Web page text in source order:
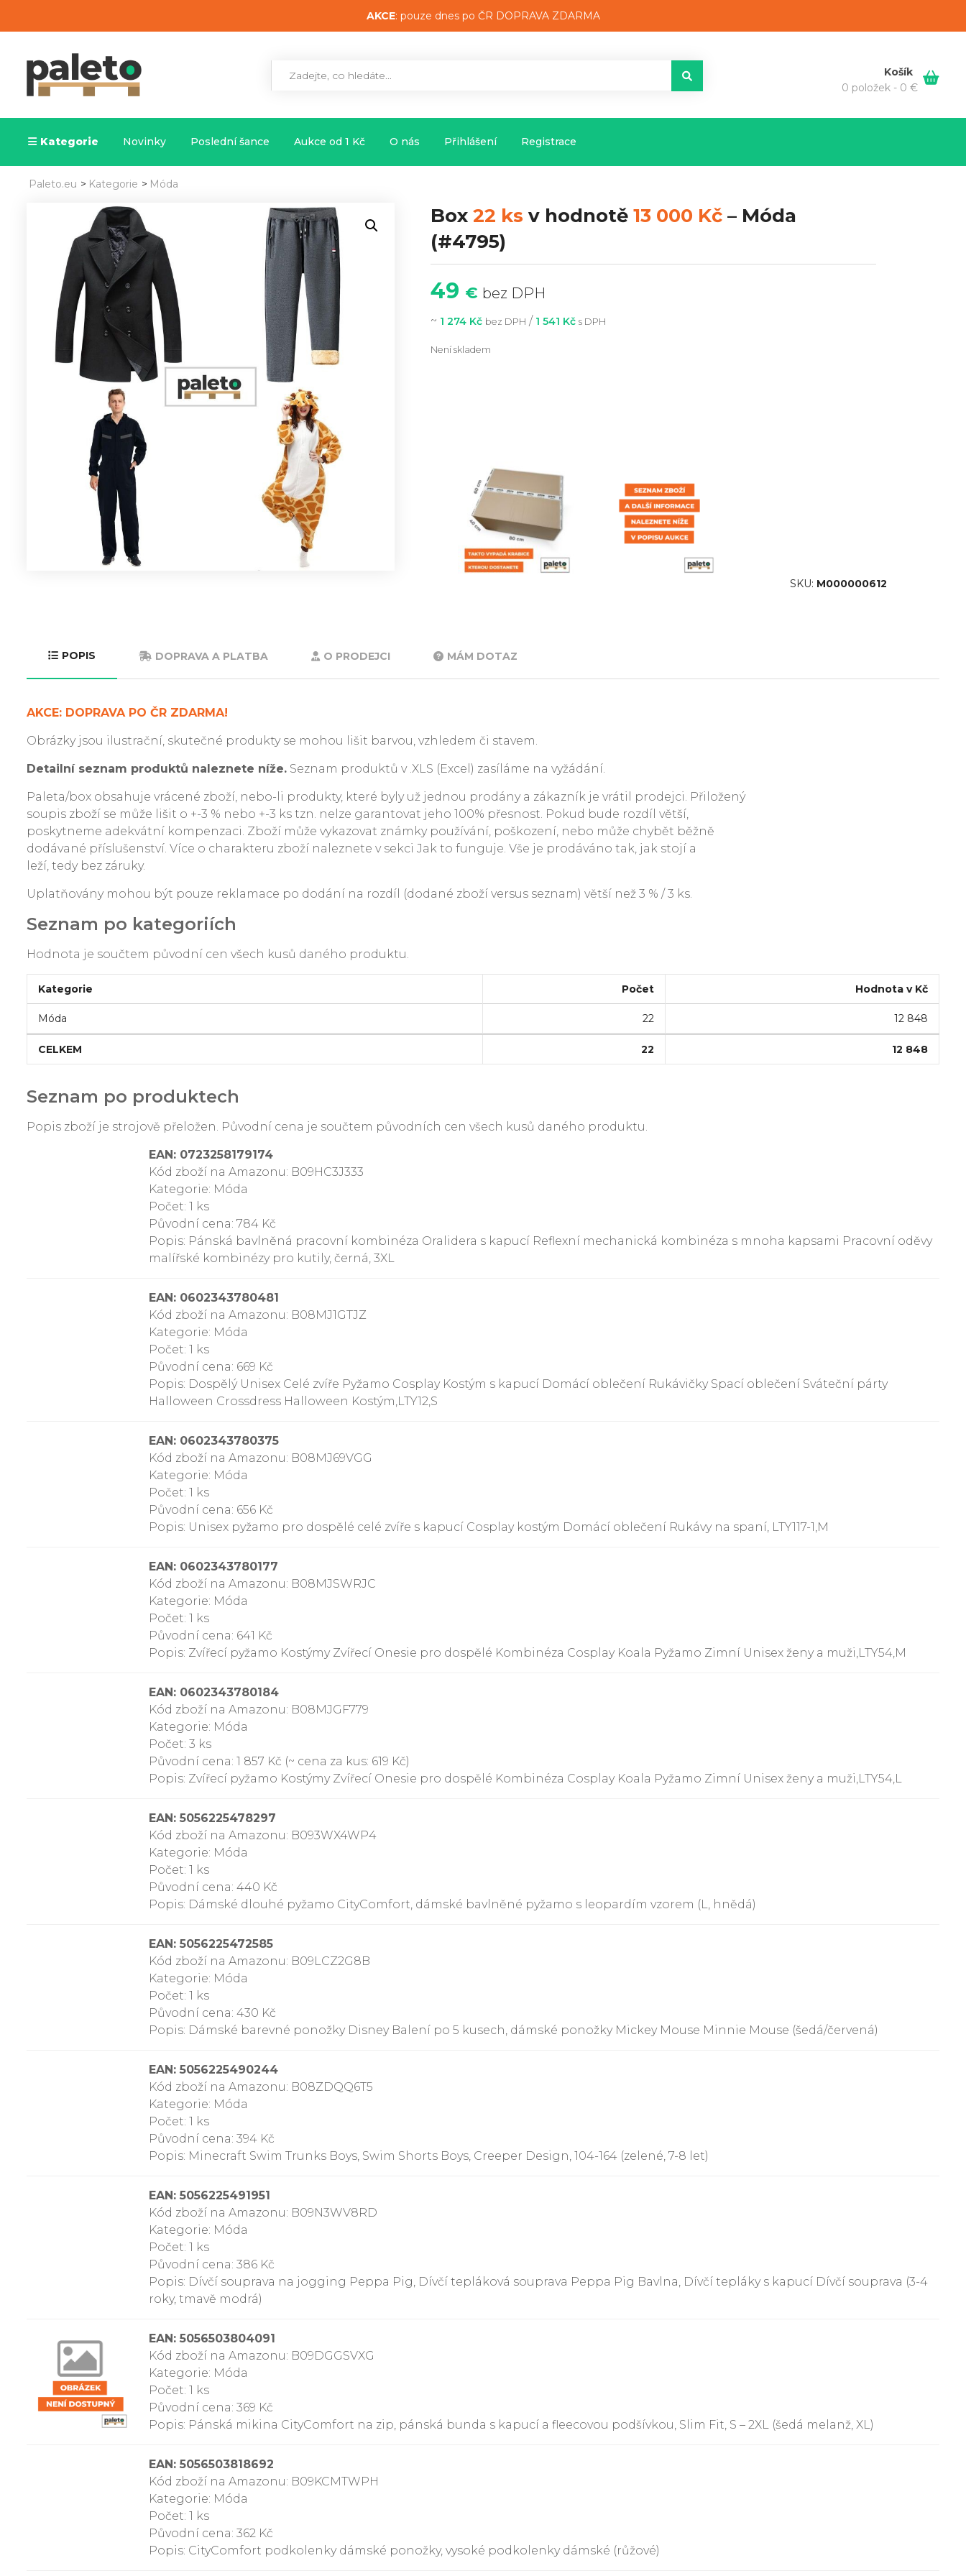
AKCE: pouze dnes po ČR DOPRAVA ZDARMA
Košík
0 položek - 0 €
Kategorie Novinky Poslední šance Aukce od 1 Kč O nás Přihlášení Registrace
Paleto.eu > Kategorie > Móda
SKU: M000000612
Box 22 ks v hodnotě 13 000 Kč– Móda
(#4795)
49 € bez DPH
~ 1 274 Kč bez DPH / 1 541 Kč s DPH
Není skladem
POPIS DOPRAVA A PLATBA O PRODEJCI MÁM DOTAZ
AKCE: DOPRAVA PO ČR ZDARMA!
Obrázky jsou ilustrační, skutečné produkty se mohou lišit barvou, vzhledem či stavem.
Detailní seznam produktů naleznete níže. Seznam produktů v .XLS (Excel) zasíláme na vyžádání.
Paleta/box obsahuje vrácené zboží, nebo-li produkty, které byly už jednou prodány a zákazník je vrátil prodejci. Přiložený
soupis zboží se může lišit o +-3 % nebo +-3 ks tzn. nelze garantovat jeho 100% přesnost. Pokud bude rozdíl větší,
poskytneme adekvátní kompenzaci. Zboží může vykazovat známky používání, poškození, nebo může chybět běžně
dodávané příslušenství. Více o charakteru zboží naleznete v sekci Jak to funguje. Vše je prodáváno tak, jak stojí a
leží, tedy bez záruky.
Uplatňovány mohou být pouze reklamace po dodání na rozdíl (dodané zboží versus seznam) větší než 3 % / 3 ks.
Seznam po kategoriích
Hodnota je součtem původní cen všech kusů daného produktu.
Kategorie Počet Hodnota v Kč
Móda 22 12 848
CELKEM 22 12 848
Seznam po produktech
Popis zboží je strojově přeložen. Původní cena je součtem původních cen všech kusů daného produktu.
EAN: 0723258179174
Kód zboží na Amazonu: B09HC3J333
Kategorie: Móda
Počet: 1 ks
Původní cena: 784 Kč
Popis: Pánská bavlněná pracovní kombinéza Oralidera s kapucí Reflexní mechanická kombinéza s mnoha kapsami Pracovní oděvy
malířské kombinézy pro kutily, černá, 3XL
EAN: 0602343780481
Kód zboží na Amazonu: B08MJ1GTJZ
Kategorie: Móda
Počet: 1 ks
Původní cena: 669 Kč
Popis: Dospělý Unisex Celé zvíře Pyžamo Cosplay Kostým s kapucí Domácí oblečení Rukávičky Spací oblečení Sváteční párty
Halloween Crossdress Halloween Kostým,LTY12,S
EAN: 0602343780375
Kód zboží na Amazonu: B08MJ69VGG
Kategorie: Móda
Počet: 1 ks
Původní cena: 656 Kč
Popis: Unisex pyžamo pro dospělé celé zvíře s kapucí Cosplay kostým Domácí oblečení Rukávy na spaní, LTY117-1,M
EAN: 0602343780177
Kód zboží na Amazonu: B08MJSWRJC
Kategorie: Móda
Počet: 1 ks
Původní cena: 641 Kč
Popis: Zvířecí pyžamo Kostýmy Zvířecí Onesie pro dospělé Kombinéza Cosplay Koala Pyžamo Zimní Unisex ženy a muži,LTY54,M
EAN: 0602343780184
Kód zboží na Amazonu: B08MJGF779
Kategorie: Móda
Počet: 3 ks
Původní cena: 1 857 Kč (~ cena za kus: 619 Kč)
Popis: Zvířecí pyžamo Kostýmy Zvířecí Onesie pro dospělé Kombinéza Cosplay Koala Pyžamo Zimní Unisex ženy a muži,LTY54,L
EAN: 5056225478297
Kód zboží na Amazonu: B093WX4WP4
Kategorie: Móda
Počet: 1 ks
Původní cena: 440 Kč
Popis: Dámské dlouhé pyžamo CityComfort, dámské bavlněné pyžamo s leopardím vzorem (L, hnědá)
EAN: 5056225472585
Kód zboží na Amazonu: B09LCZ2G8B
Kategorie: Móda
Počet: 1 ks
Původní cena: 430 Kč
Popis: Dámské barevné ponožky Disney Balení po 5 kusech, dámské ponožky Mickey Mouse Minnie Mouse (šedá/červená)
EAN: 5056225490244
Kód zboží na Amazonu: B08ZDQQ6T5
Kategorie: Móda
Počet: 1 ks
Původní cena: 394 Kč
Popis: Minecraft Swim Trunks Boys, Swim Shorts Boys, Creeper Design, 104-164 (zelené, 7-8 let)
EAN: 5056225491951
Kód zboží na Amazonu: B09N3WV8RD
Kategorie: Móda
Počet: 1 ks
Původní cena: 386 Kč
Popis: Dívčí souprava na jogging Peppa Pig, Dívčí tepláková souprava Peppa Pig Bavlna, Dívčí tepláky s kapucí Dívčí souprava (3-4
roky, tmavě modrá)
EAN: 5056503804091
Kód zboží na Amazonu: B09DGGSVXG
Kategorie: Móda
Počet: 1 ks
Původní cena: 369 Kč
Popis: Pánská mikina CityComfort na zip, pánská bunda s kapucí a fleecovou podšívkou, Slim Fit, S – 2XL (šedá melanž, XL)
EAN: 5056503818692
Kód zboží na Amazonu: B09KCMTWPH
Kategorie: Móda
Počet: 1 ks
Původní cena: 362 Kč
Popis: CityComfort podkolenky dámské ponožky, vysoké podkolenky dámské (růžové)